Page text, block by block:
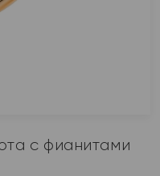
с фианитами